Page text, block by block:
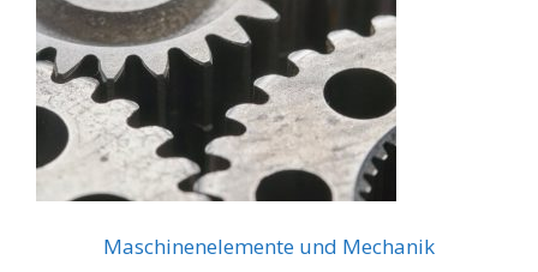
Maschinenelemente und Mechanik